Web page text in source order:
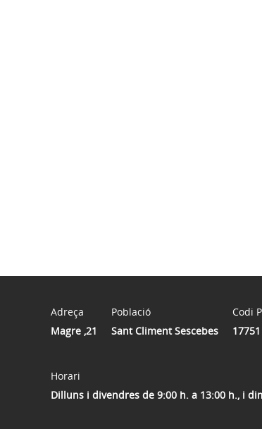
Adreça
Magre ,21
Població
Sant Climent Sescebes
Codi
17751
Horari
Dilluns i divendres de 9:00 h. a 13:00 h., i